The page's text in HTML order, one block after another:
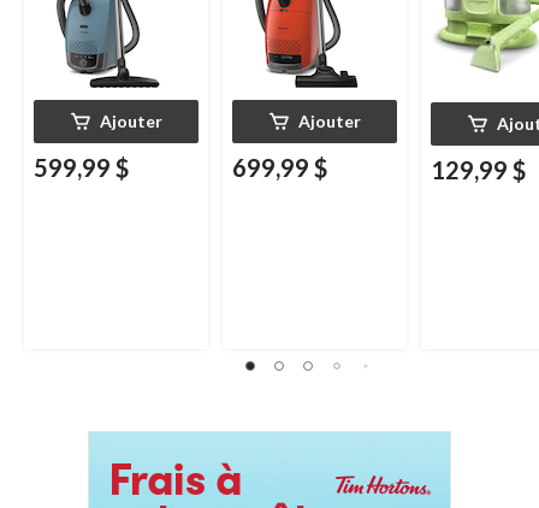
Ajouter
599,99 $
Ajouter
699,99 $ 129,99 $